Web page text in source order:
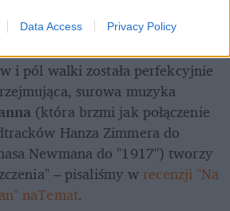
Data Access Privacy Policy
a doskonałe zdjęcia
i pól walki została perfekcyjnie
(która brzmi jak połączenie
Hanza Zimmera do
Newmana do "1917") tworzy
– pisaliśmy w recenzji "Na
naTemat.